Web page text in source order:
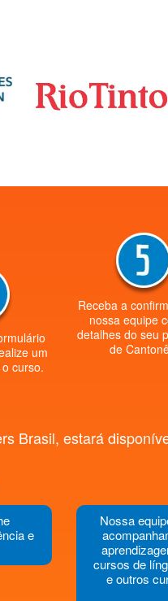
um
curso.
Receba a
nossa equipe
detalhes do seu
de
Brasil, estará
e
Nossa
cursos de
e outros